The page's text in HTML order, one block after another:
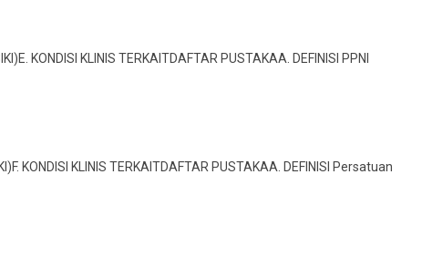
KONDISI KLINIS TERKAITDAFTAR PUSTAKAA. DEFINISI PPNI
KONDISI KLINIS TERKAITDAFTAR PUSTAKAA. DEFINISI Persatuan